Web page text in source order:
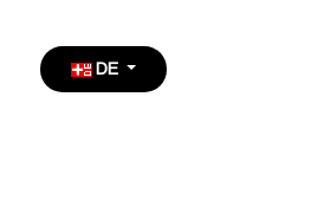
Sprache auswählen
DE